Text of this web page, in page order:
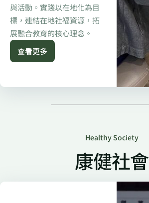
與活動。實踐以在地化為目
標，連結在地社福資源，拓
展融合教育的核心理念。
查看更多
Healthy Society
康健社會